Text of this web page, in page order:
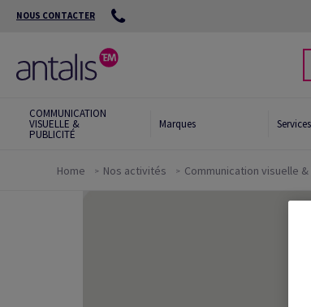
NOUS CONTACTER
COMMUNICATION
VISUELLE &
PUBLICITÉ
Marques Services
Home Nos activités Communication visuelle